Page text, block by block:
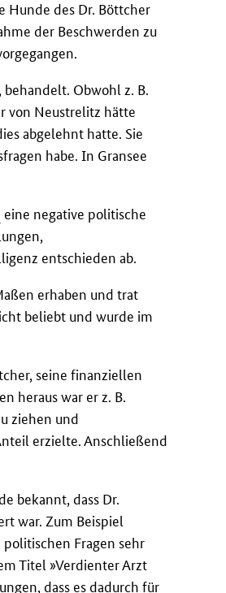
Hunde des Dr. Böttcher
der Beschwerden zu
Obwohl z. B.
von Neustrelitz hätte
abgelehnt hatte. Sie
habe. In Gransee
eine negative politische
entschieden ab.
erhaben und trat
beliebt und wurde im
seine finanziellen
heraus war er z. B.
ziehen und
erzielte. Anschließend
bekannt, dass Dr.
war. Zum Beispiel
Fragen sehr
Titel »Verdienter Arzt
dass es dadurch für